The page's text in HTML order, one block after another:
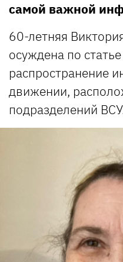
самой важной
60-летняя
осуждена по
распространение
движении,
подразделений